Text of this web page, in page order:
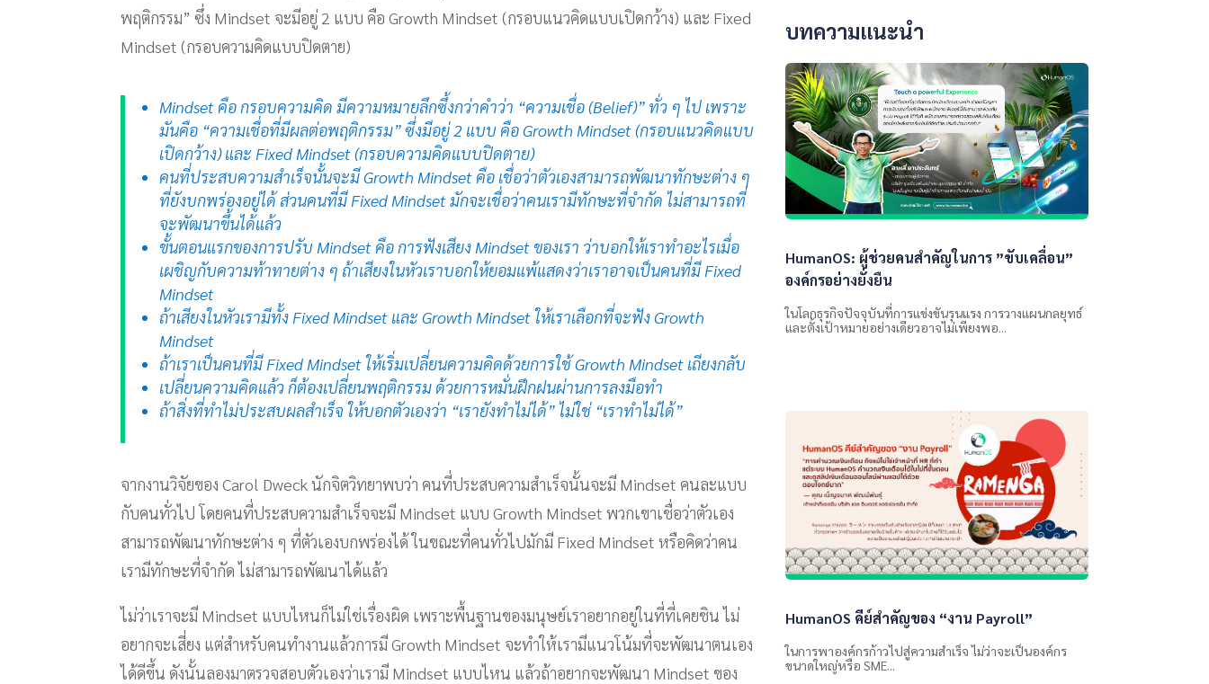
พฤติกรรม” ซึ่ง Mindset จะมีอยู่ 2 แบบ คือ Growth Mindset (กรอบแนวคิดแบบเปิดกว้าง) และ Fixed
Mindset (กรอบความคิดแบบปิดตาย)
Mindset คือ กรอบความคิด มีความหมายลึกซึ้งกว่าคำว่า “ความเชื่อ (Belief)” ทั่ว ๆ ไป เพราะ
มันคือ “ความเชื่อที่มีผลต่อพฤติกรรม” ซึ่งมีอยู่ 2 แบบ คือ Growth Mindset (กรอบแนวคิดแบบ
เปิดกว้าง) และ Fixed Mindset (กรอบความคิดแบบปิดตาย)
คนที่ประสบความสำเร็จนั้นจะมี Growth Mindset คือ เชื่อว่าตัวเองสามารถพัฒนาทักษะต่าง ๆ
ที่ยังบกพร่องอยู่ได้ ส่วนคนที่มี Fixed Mindset มักจะเชื่อว่าคนเรามีทักษะที่จำกัด ไม่สามารถที่
จะพัฒนาขึ้นได้แล้ว
ขั้นตอนแรกของการปรับ Mindset คือ การฟังเสียง Mindset ของเรา ว่าบอกให้เราทำอะไรเมื่อ
เผชิญกับความท้าทายต่าง ๆ ถ้าเสียงในหัวเราบอกให้ยอมแพ้แสดงว่าเราอาจเป็นคนที่มี Fixed
Mindset
ถ้าเสียงในหัวเรามีทั้ง Fixed Mindset และ Growth Mindset ให้เราเลือกที่จะฟัง Growth
Mindset
ถ้าเราเป็นคนที่มี Fixed Mindset ให้เริ่มเปลี่ยนความคิดด้วยการใช้ Growth Mindset เถียงกลับ
เปลี่ยนความคิดแล้ว ก็ต้องเปลี่ยนพฤติกรรม ด้วยการหมั่นฝึกฝนผ่านการลงมือทำ
ถ้าสิ่งที่ทำไม่ประสบผลสำเร็จ ให้บอกตัวเองว่า “เรายังทำไม่ได้” ไม่ใช่ “เราทำไม่ได้”
จากงานวิจัยของ Carol Dweck นักจิตวิทยาพบว่า คนที่ประสบความสำเร็จนั้นจะมี Mindset คนละแบบ
กับคนทั่วไป โดยคนที่ประสบความสำเร็จจะมี Mindset แบบ Growth Mindset พวกเขาเชื่อว่าตัวเอง
สามารถพัฒนาทักษะต่าง ๆ ที่ตัวเองบกพร่องได้ ในขณะที่คนทั่วไปมักมี Fixed Mindset หรือคิดว่าคน
เรามีทักษะที่จำกัด ไม่สามารถพัฒนาได้แล้ว
ไม่ว่าเราจะมี Mindset แบบไหนก็ไม่ใช่เรื่องผิด เพราะพื้นฐานของมนุษย์เราอยากอยู่ในที่ที่เคยชิน ไม่
อยากจะเสี่ยง แต่สำหรับคนทำงานแล้วการมี Growth Mindset จะทำให้เรามีแนวโน้มที่จะพัฒนาตนเอง
ได้ดีขึ้น ดังนั้นลองมาตรวจสอบตัวเองว่าเรามี Mindset แบบไหน แล้วถ้าอยากจะพัฒนา Mindset ของ
บทความแนะนำ
HumanOS: ผู้ช่วยคนสำคัญในการ ”ขับเคลื่อน”
องค์กรอย่างยั่งยืน
ในโลกธุรกิจปัจจุบันที่การแข่งขันรุนแรง การวางแผนกลยุทธ์
และตั้งเป้าหมายอย่างเดียวอาจไม่เพียงพอ...
HumanOS คีย์สำคัญของ “งาน Payroll”
ในการพาองค์กรก้าวไปสู่ความสำเร็จ ไม่ว่าจะเป็นองค์กร
ขนาดใหญ่หรือ SME...